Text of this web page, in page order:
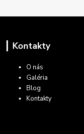
Kontakty
O nás
Galéria
Blog
Kontakty